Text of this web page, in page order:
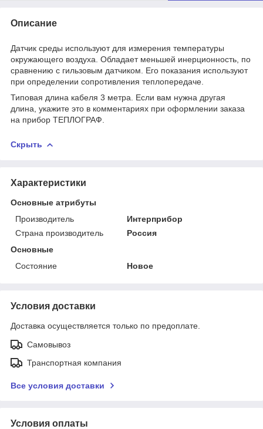
Описание
Датчик среды используют для измерения температуры
окружающего воздуха. Обладает меньшей инерционность, по
сравнению с гильзовым датчиком. Его показания используют
при определении сопротивления теплопередаче.
Типовая длина кабеля 3 метра. Если вам нужна другая
длина, укажите это в комментариях при оформлении заказа
на прибор ТЕПЛОГРАФ.
Скрыть
Характеристики
Основные атрибуты
Производитель
Интерприбор
Страна производитель
Россия
Основные
Состояние
Новое
Условия доставки
Доставка осуществляется только по предоплате.
Самовывоз
Транспортная компания
Все условия доставки
Условия оплаты